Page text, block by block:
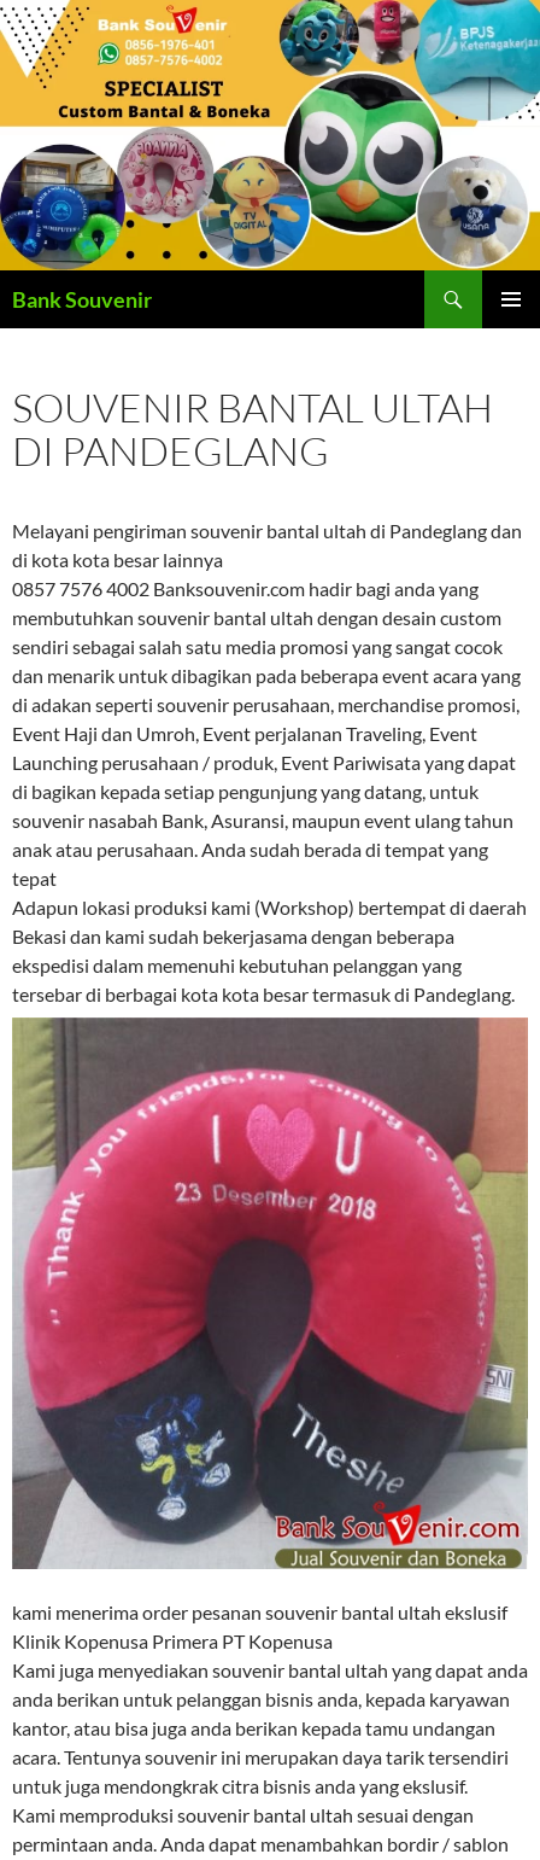
Langsung
ke
Bank Souvenir
SOUVENIR BANTAL ULTAH
DI PANDEGLANG
Melayani pengiriman souvenir bantal ultah di Pandeglang dan
di kota kota besar lainnya
0857 7576 4002 Banksouvenir.com hadir bagi anda yang
membutuhkan souvenir bantal ultah dengan desain custom
sendiri sebagai salah satu media promosi yang sangat cocok
dan menarik untuk dibagikan pada beberapa event acara yang
di adakan seperti souvenir perusahaan, merchandise promosi,
Event Haji dan Umroh, Event perjalanan Traveling, Event
Launching perusahaan / produk, Event Pariwisata yang dapat
di bagikan kepada setiap pengunjung yang datang, untuk
souvenir nasabah Bank, Asuransi, maupun event ulang tahun
anak atau perusahaan. Anda sudah berada di tempat yang
tepat
Adapun lokasi produksi kami (Workshop) bertempat di daerah
Bekasi dan kami sudah bekerjasama dengan beberapa
ekspedisi dalam memenuhi kebutuhan pelanggan yang
tersebar di berbagai kota kota besar termasuk di Pandeglang.
kami menerima order pesanan souvenir bantal ultah ekslusif
Klinik Kopenusa Primera PT Kopenusa
Kami juga menyediakan souvenir bantal ultah yang dapat anda
anda berikan untuk pelanggan bisnis anda, kepada karyawan
kantor, atau bisa juga anda berikan kepada tamu undangan
acara. Tentunya souvenir ini merupakan daya tarik tersendiri
untuk juga mendongkrak citra bisnis anda yang ekslusif.
Kami memproduksi souvenir bantal ultah sesuai dengan
permintaan anda. Anda dapat menambahkan bordir / sablon